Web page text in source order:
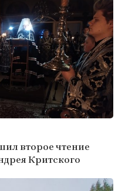
второе чтение
Критского